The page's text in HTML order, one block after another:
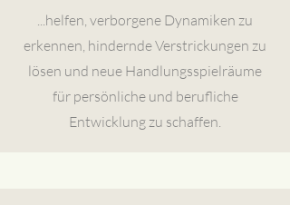
...helfen, verborgene Dynamiken zu
erkennen, hindernde Verstrickungen zu
lösen und neue Handlungsspielräume
für persönliche und berufliche
Entwicklung zu schaffen.